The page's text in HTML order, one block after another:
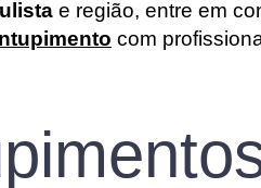
e região, entre em
com